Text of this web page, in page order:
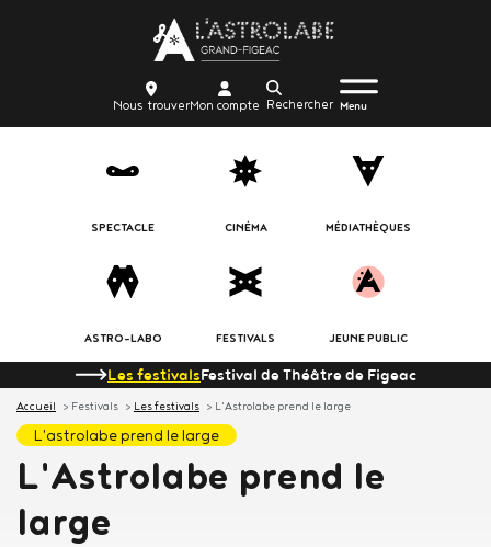
au
principal
Body
trouver
Nous trouvercompte
Mon compte
Recherche
Menu
burger
Body
icon_trigger
Menu
SPECTACLE CINÉMA MÉDIATHÈQUES
ASTRO-LABO FESTIVALS JEUNE PUBLIC
Les festivalsFestival de Théâtre de Figeac
Accueil Festivals Les festivals L'Astrolabe prend le large
l'astrolabe prend le large
L'Astrolabe prend le
large